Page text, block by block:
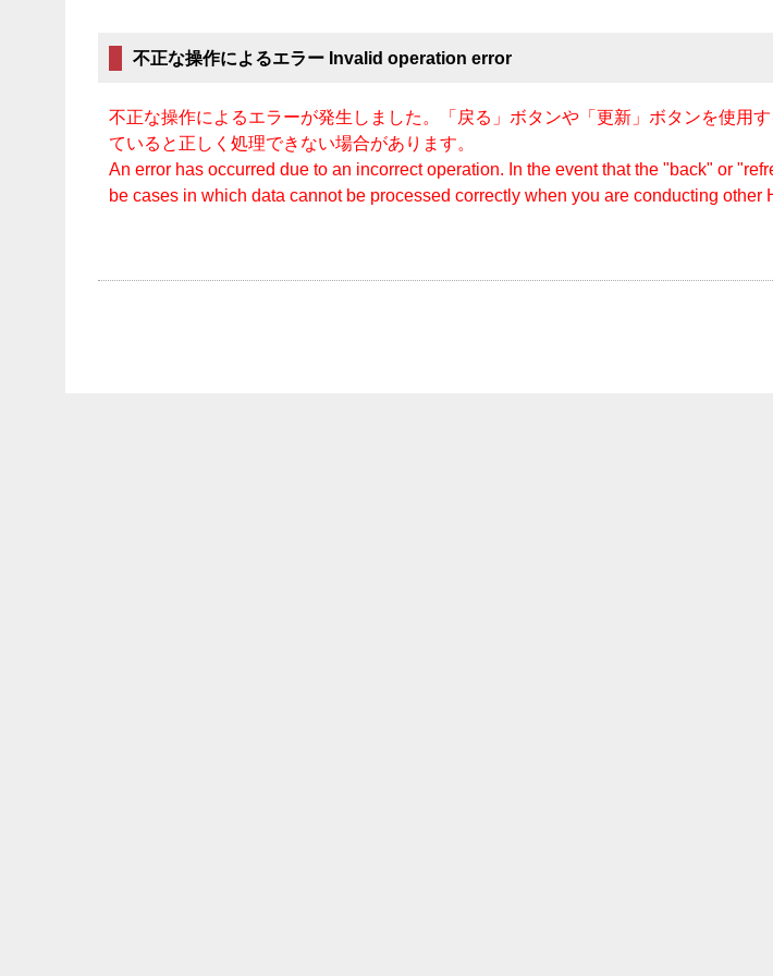
不正な操作によるエラー Invalid operation error
不正な操作によるエラーが発生しました。「戻る」ボタンや「更新」ボタンを使用
ていると正しく処理できない場合があります。
An error has occurred due to an incorrect operation. In the event that the "back" or
be cases in which data cannot be processed correctly when you are conducting other